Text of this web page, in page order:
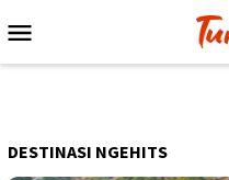
ke
Mobile
DESTINASI NGEHITS